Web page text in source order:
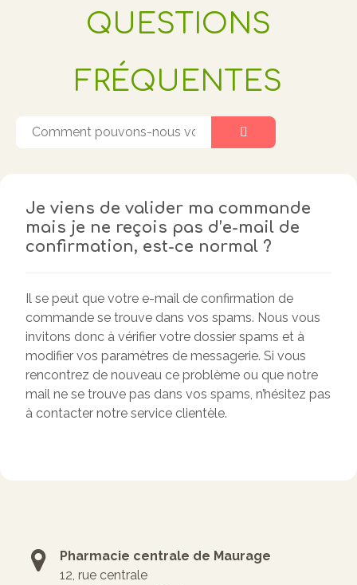
QUESTIONS
FRÉQUENTES
Je viens de valider ma commande
mais je ne reçois pas d’e-mail de
confirmation, est-ce normal ?
Il se peut que votre e-mail de confirmation de
commande se trouve dans vos spams. Nous vous
invitons donc à vérifier votre dossier spams et à
modifier vos paramètres de messagerie. Si vous
rencontrez de nouveau ce problème ou que notre
mail ne se trouve pas dans vos spams, n’hésitez pas
à contacter notre service clientèle.
Pharmacie centrale de Maurage
12, rue centrale